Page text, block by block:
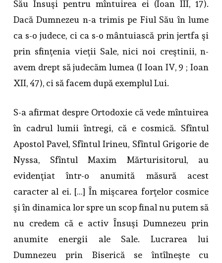
Său Însuşi pentru mîntuirea ei (Ioan III, 17).
Dacă Dumnezeu n-a trimis pe Fiul Său în lume
ca s-o judece, ci ca s-o mântuiască prin jertfa şi
prin sfinţenia vieţii Sale, nici noi creştinii, n-
avem drept să judecăm lumea (I Ioan IV, 9 ; Ioan
XII, 47), ci să facem după exemplul Lui.
S-a afirmat despre Ortodoxie că vede mîntuirea
în cadrul lumii întregi, că e cosmică. Sfîntul
Apostol Pavel, Sfîntul Irineu, Sfîntul Grigorie de
Nyssa, Sfîntul Maxim Mărturisitorul, au
evidenţiat într-o anumită măsură acest
caracter al ei. […] În mişcarea forţelor cosmice
şi în dinamica lor spre un scop final nu putem să
nu credem că e activ Însuşi Dumnezeu prin
anumite energii ale Sale. Lucrarea lui
Dumnezeu prin Biserică se întîlneşte cu